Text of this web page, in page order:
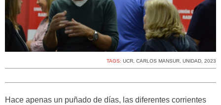
TAGS: UCR, CARLOS MANSUR, UNIDAD, 2023
Hace apenas un puñado de días, las diferentes corrientes